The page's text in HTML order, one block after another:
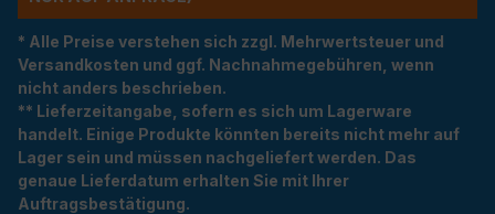
* Alle Preise verstehen sich zzgl. Mehrwertsteuer und
Versandkosten und ggf. Nachnahmegebühren, wenn
nicht anders beschrieben.
** Lieferzeitangabe, sofern es sich um Lagerware
handelt. Einige Produkte könnten bereits nicht mehr auf
Lager sein und müssen nachgeliefert werden. Das
genaue Lieferdatum erhalten Sie mit Ihrer
Auftragsbestätigung.